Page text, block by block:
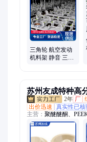
板箱、手推车、工作
储货架、制周转箱、
三角轮 航空发动
机料架 静音 三旋
苏州友成特种高
2年 厂
出价迅速
真实性已核
主营： 聚醚醚酮、